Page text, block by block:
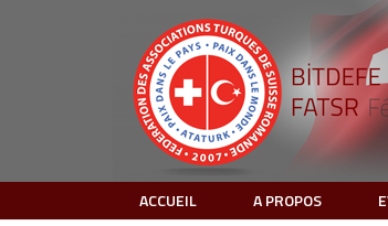
ACCUEIL A PROPOS